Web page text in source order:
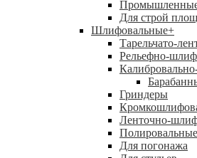
Для строй
Шлифовальные+
Тарельчато-
Рельефно-
Гриндеры
Ленточно-
Полировальные
Для погонажа